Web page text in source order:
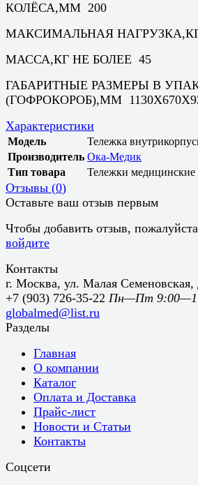
КОЛЁСА,ММ 200
МАКСИМАЛЬНАЯ
МАССА,КГ НЕ БОЛЕЕ 45
ГАБАРИТНЫЕ РАЗМЕРЫ В
(ГОФРОКОРОБ),ММ
Характеристики
Модель
Тележка
Производитель Ока-Медик
Тип товара
Тележки медицинские
Отзывы (0)
Оставьте ваш отзыв первым
Чтобы добавить отзыв,
войдите
Контакты
г. Москва, ул. Малая Семеновская,
+7 (903) 726-35-22 Пн—Пт
globalmed@list.ru
Разделы
Главная
О компании
Каталог
Оплата и Доставка
Прайс-лист
Новости и Статьи
Контакты
Соцсети